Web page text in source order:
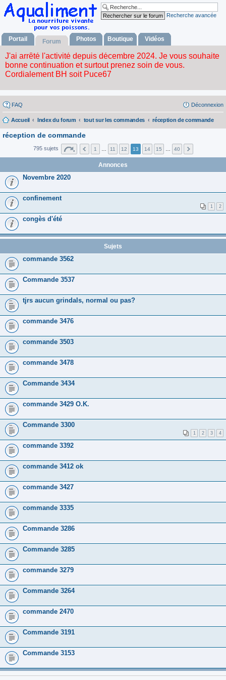
Recherche avancée
Portail Forum Photos Boutique Vidéos
FAQ Déconnexion
Accueil Index du forum tout sur les commandes réception de commande
réception de commande
795 sujets 1 11 12 13 14 15 40
Annonces
Novembre 2020
confinement
1 2
congès d'été
Sujets
commande 3562
Commande 3537
tjrs aucun grindals, normal ou pas?
commande 3476
commande 3503
commande 3478
Commande 3434
commande 3429 O.K.
Commande 3300
1 2 3 4
commande 3392
commande 3412 ok
commande 3427
commande 3335
Commande 3286
Commande 3285
commande 3279
Commande 3264
commande 2470
Commande 3191
Commande 3153